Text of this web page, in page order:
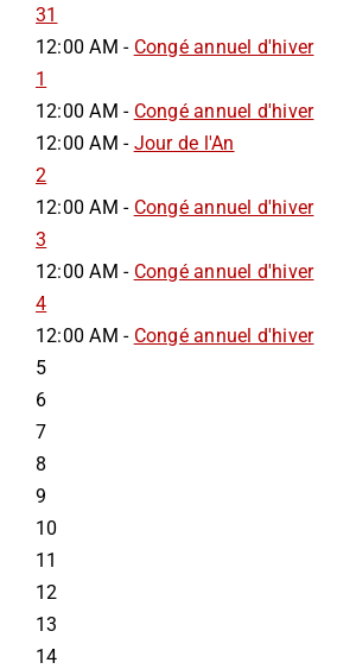
31
12:00 AM - Congé annuel d'hiver
1
12:00 AM - Congé annuel d'hiver
12:00 AM - Jour de l'An
2
12:00 AM - Congé annuel d'hiver
3
12:00 AM - Congé annuel d'hiver
4
12:00 AM - Congé annuel d'hiver
5
6
7
8
9
10
11
12
13
14